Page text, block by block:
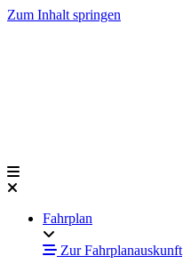
Zum Inhalt springen
Fahrplan
Zur Fahrplanauskunft